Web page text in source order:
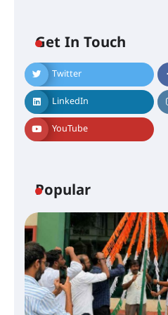
Get In Touch
Twitter
LinkedIn
YouTube
Popular
അരങ്ങ്
സമാപനം
താനൂർ